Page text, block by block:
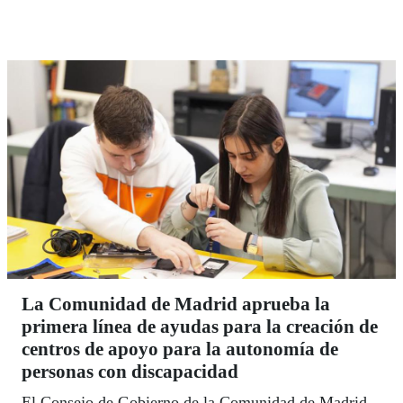
La Comunidad de Madrid aprueba la
primera línea de ayudas para la creación de
centros de apoyo para la autonomía de
personas con discapacidad